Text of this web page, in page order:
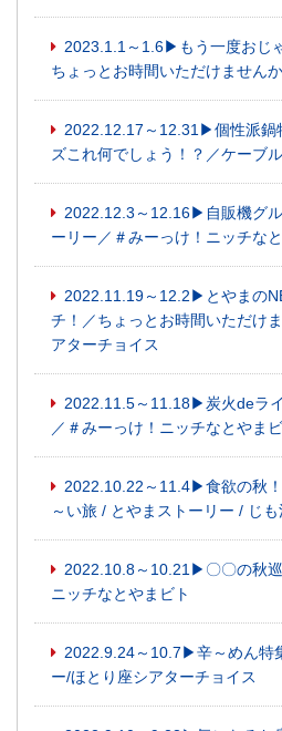
2023.1.1～1.6▶もう一度おじ
ちょっとお時間いただけません
2022.12.17～12.31▶個性派鍋
ズこれ何でしょう！？／ケーブ
2022.12.3～12.16▶自販機グ
ーリー／＃みーっけ！ニッチな
2022.11.19～12.2▶とやまの
チ！／ちょっとお時間いただけ
アターチョイス
2022.11.5～11.18▶炭火deラ
／＃みーっけ！ニッチなとやま
2022.10.22～11.4▶食欲の秋
～い旅 / とやまストーリー / じも
2022.10.8～10.21▶〇〇の秋
ニッチなとやまビト
2022.9.24～10.7▶辛～めん特
ー/ほとり座シアターチョイス